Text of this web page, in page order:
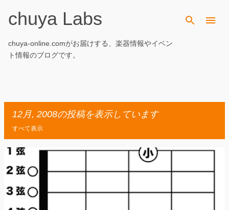
スキップしてメイン コンテンツに移動
chuya Labs
chuya-online.comがお届けする、楽器情報やイベン
ト情報のブログです。
12月, 2008の投稿を表示しています
すべて表示
投